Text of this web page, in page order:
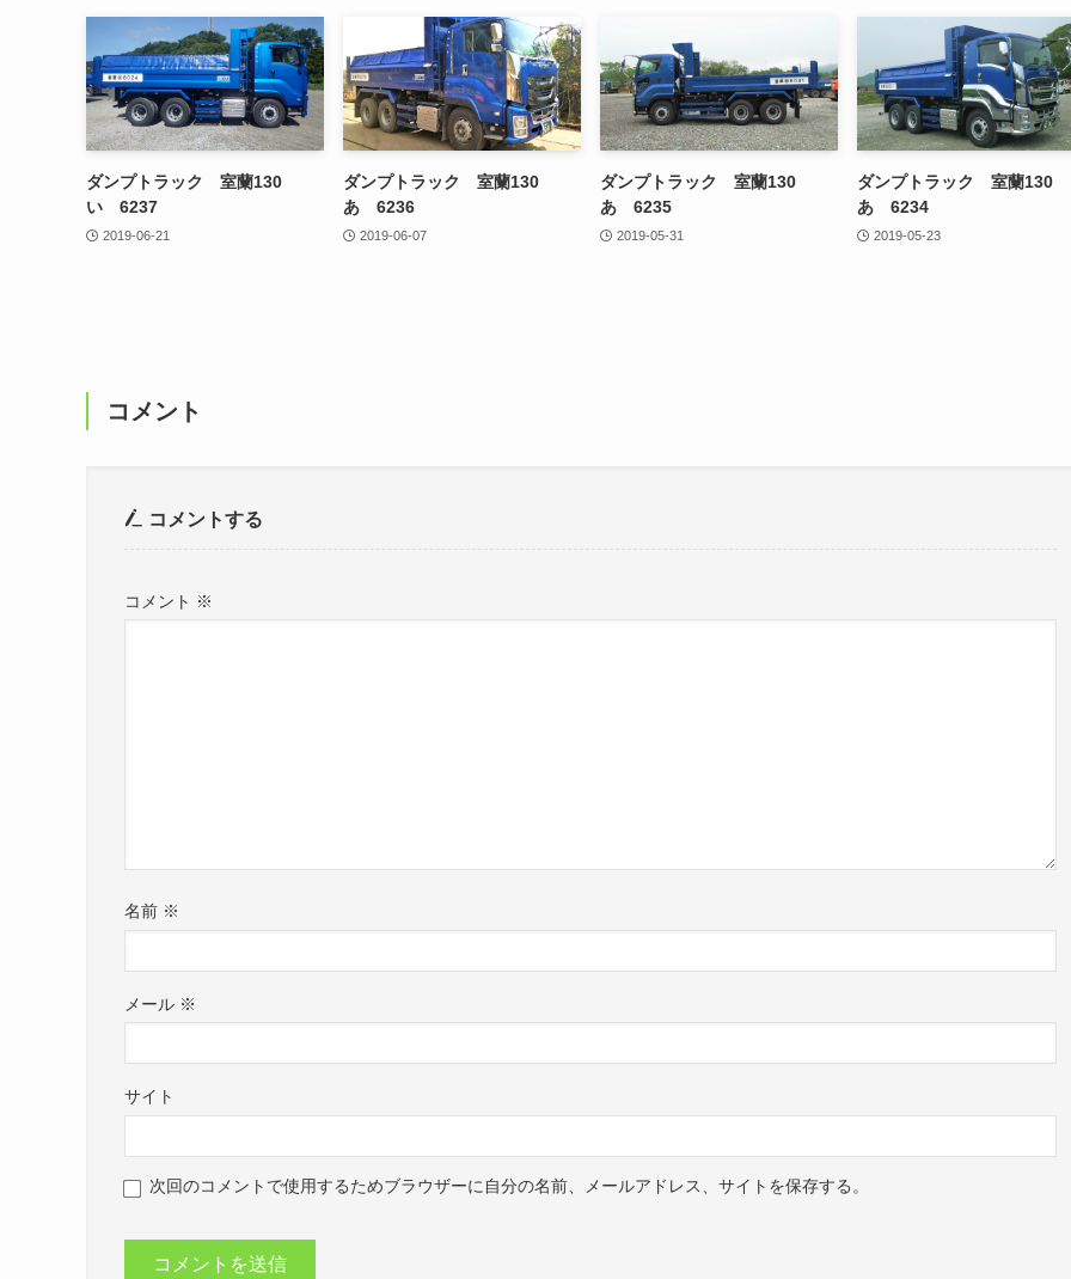
ダンプトラック 室蘭130
い 6237
2019-06-21
ダンプトラック 室蘭130
あ 6236
2019-06-07
ダンプトラック 室蘭130
あ 6235
2019-05-31
ダンプトラック 室蘭130
あ 6234
2019-05-23
コメント
コメントする
コメント ※
名前 ※
メール ※
サイト
次回のコメントで使用するためブラウザーに自分の名前、メールアドレス、サイトを保存する。